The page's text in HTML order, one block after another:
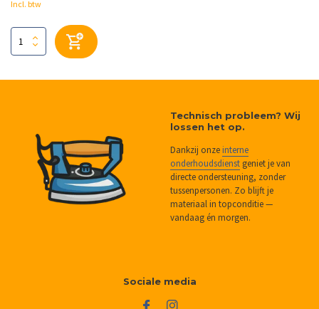
Incl. btw
Technisch probleem? Wij
lossen het op.
Dankzij onzeinterne
onderhoudsdienst geniet je van
directe ondersteuning, zonder
tussenpersonen. Zo blijft je
materiaal in topconditie —
vandaag én morgen.
Sociale media